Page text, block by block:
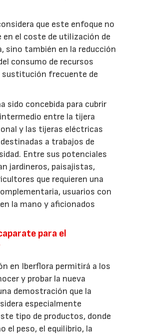
que este enfoque no
en el coste de utilización de
sino también en la reducción
consumo de recursos
sustitución frecuente de
sido concebida para cubrir
entre la tijera
y las tijeras eléctricas
a trabajos de
Entre sus potenciales
jardineros, paisajistas,
que requieren una
usuarios con
la mano y aficionados
para el
en Iberflora permitirá a los
y probar la nueva
demostración que la
especialmente
tipo de productos, donde
el peso, el equilibrio, la